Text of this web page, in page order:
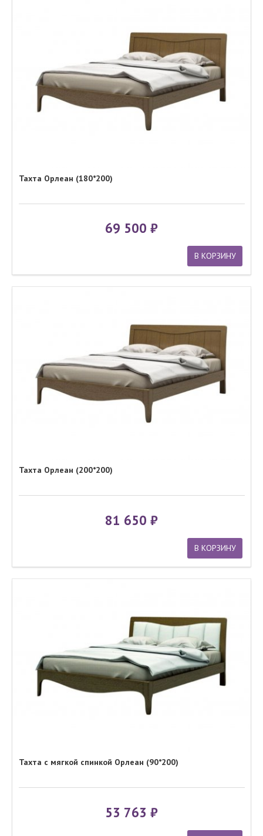
Тахта Орлеан (180*200)
69 500
В КОРЗИНУ
Тахта Орлеан (200*200)
81 650
В КОРЗИНУ
Тахта с мягкой спинкой Орлеан (90*200)
53 763